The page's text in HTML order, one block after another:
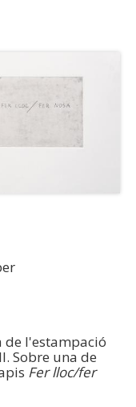
de l'estampació
Sobre una de
Fer lloc/fer